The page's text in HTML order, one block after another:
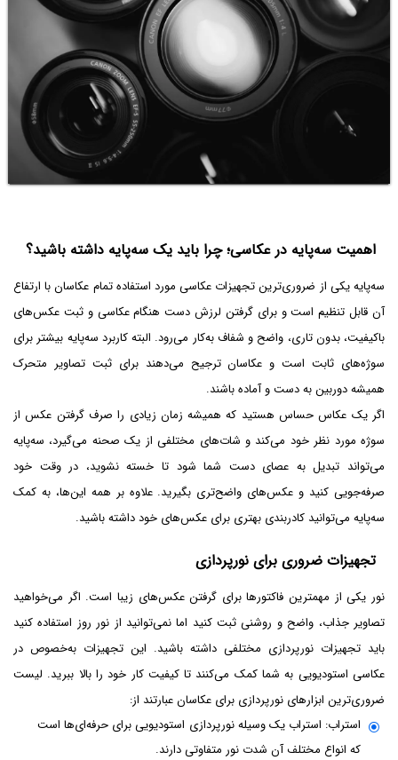
اهمیت سه‌پایه در عکاسی؛ چرا باید یک سه‌پایه داشته باشید؟
سه‌پایه یکی از ضروری‌ترین تجهیزات عکاسی مورد استفاده تمام عکاسان با ارتفاع
آن قابل تنظیم است و برای گرفتن لرزش دست هنگام عکاسی و ثبت عکس‌های
باکیفیت، بدون تاری، واضح و شفاف به‌کار می‌رود. البته کاربرد سه‌پایه بیشتر برای
سوژه‌های ثابت است و عکاسان ترجیح می‌دهند برای ثبت تصاویر متحرک
همیشه دوربین به دست و آماده باشند.
اگر یک عکاس حساس هستید که همیشه زمان زیادی را صرف گرفتن عکس از
سوژه مورد نظر خود می‌کند و شات‌های مختلفی از یک صحنه می‌گیرد، سه‌پایه
می‌تواند تبدیل به عصای دست شما شود تا خسته نشوید، در وقت خود
صرفه‌جویی کنید و عکس‌های واضح‌تری بگیرید. علاوه بر همه این‌ها، به کمک
سه‌پایه می‌توانید کادربندی بهتری برای عکس‌های خود داشته باشید.
تجهیزات ضروری برای نورپردازی
نور یکی از مهمترین فاکتورها برای گرفتن عکس‌های زیبا است. اگر می‌خواهید
تصاویر جذاب، واضح و روشنی ثبت کنید اما نمی‌توانید از نور روز استفاده کنید
باید تجهیزات نورپردازی مختلفی داشته باشید. این تجهیزات به‌خصوص در
عکاسی استودیویی به شما کمک می‌کنند تا کیفیت کار خود را بالا ببرید. لیست
ضروری‌ترین ابزارهای نورپردازی برای عکاسان عبارتند از:
استراب: استراب یک وسیله نورپردازی استودیویی برای حرفه‌ای‌ها است
که انواع مختلف آن شدت نور متفاوتی دارند.